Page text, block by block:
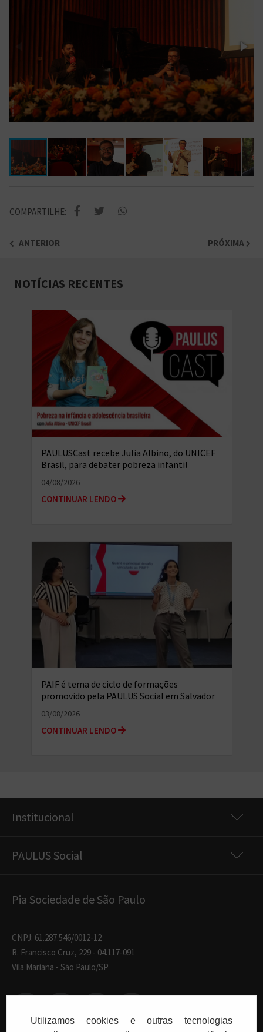
COMPARTILHE:
ANTERIOR PRÓXIMA
NOTÍCIAS RECENTES
PAULUSCast recebe Julia Albino, do UNICEF
Brasil, para debater pobreza infantil
04/08/2026
CONTINUAR LENDO
PAIF é tema de ciclo de formações
promovido pela PAULUS Social em Salvador
03/08/2026
CONTINUAR LENDO
Institucional
PAULUS Social
Pia Sociedade de São Paulo
CNPJ: 61.287.546/0012-12
R. Francisco Cruz, 229 - 04.117-091
Vila Mariana - São Paulo/SP
Utilizamos cookies e outras tecnologias